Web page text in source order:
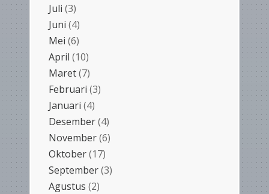
Juli (3)
Juni (4)
Mei (6)
April (10)
Maret(7)
Februari (3)
Januari (4)
Desember(4)
November(6)
Oktober(17)
September(3)
Agustus (2)